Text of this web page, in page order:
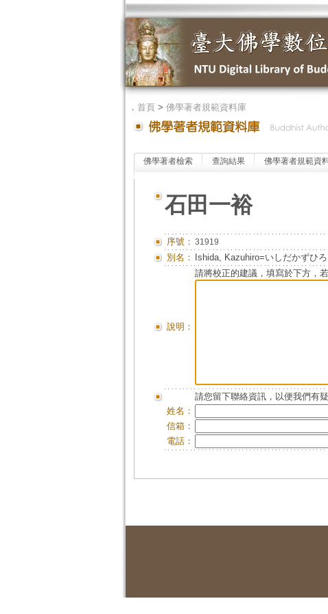
． 首頁> 佛學著者規範資料庫
佛學著者檢索 查詢結果 佛學著者規範資
石田一裕
序號： 31919
別名： Ishida, Kazuhiro=いしだかずひろ
說明：
請將校正的建議，填寫於下方，
請您留下聯絡資訊，以便我們有
姓名：
信箱：
電話：